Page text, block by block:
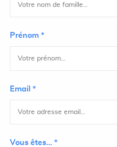
Prénom *
Email *
Vous êtes... *